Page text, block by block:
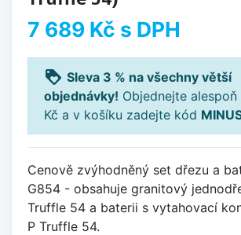
7 689 Kč s DPH
loyalty Sleva 3 % na všechny větší
objednávky! Objednejte
Kč a v košíku zadejte kód
Cenově zvýhodněný set dřezu a
G854 - obsahuje granitový
Truffle 54 a baterii s vytahovací
P Truffle 54.